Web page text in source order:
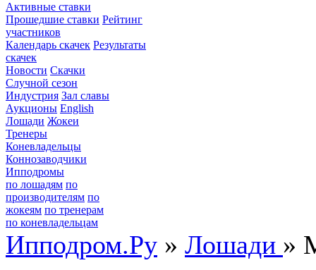
Активные ставки
Прошедшие ставки Рейтинг
участников
Календарь скачек Результаты
скачек
Новости Скачки
Случной сезон
Индустрия Зал славы
Аукционы English
Лошади Жокеи
Тренеры
Коневладельцы
Коннозаводчики
Ипподромы
по лошадям по
производителям по
жокеям по тренерам
по коневладельцам
Ипподром.Ру » Лошади »